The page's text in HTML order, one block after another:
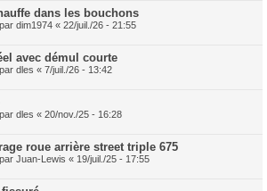
dans les bouchons
dim1974 « 22/juil./26 - 21:55
avec démul courte
dles « 7/juil./26 - 13:42
dles « 20/nov./25 - 16:28
roue arrière street triple 675
Juan-Lewis « 19/juil./25 - 17:55